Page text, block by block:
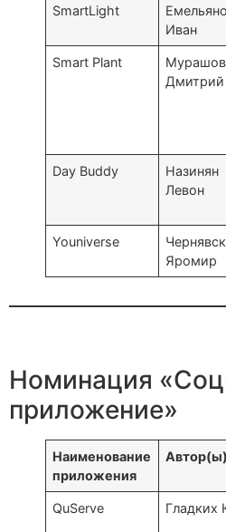
SmartLight
Иван
Smart Plant
Мурашов
Дмитрий
Day Buddy
Назинян
Левон
Youniverse
Яромир
Номинация
приложение»
Наименование
приложения
Автор(ы)
QuServe Гладких